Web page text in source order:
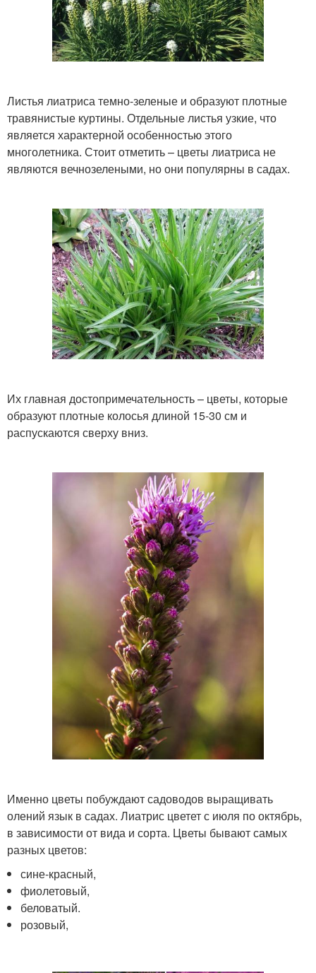
Листья лиатриса темно-зеленые и образуют плотные
травянистые куртины. Отдельные листья узкие, что
является характерной особенностью этого
многолетника. Стоит отметить – цветы лиатриса не
являются вечнозелеными, но они популярны в садах.
Их главная достопримечательность – цветы, которые
образуют плотные колосья длиной 15-30 см и
распускаются сверху вниз.
Именно цветы побуждают садоводов выращивать
олений язык в садах. Лиатрис цветет с июля по октябрь,
в зависимости от вида и сорта. Цветы бывают самых
разных цветов:
сине-красный,
фиолетовый,
беловатый.
розовый,